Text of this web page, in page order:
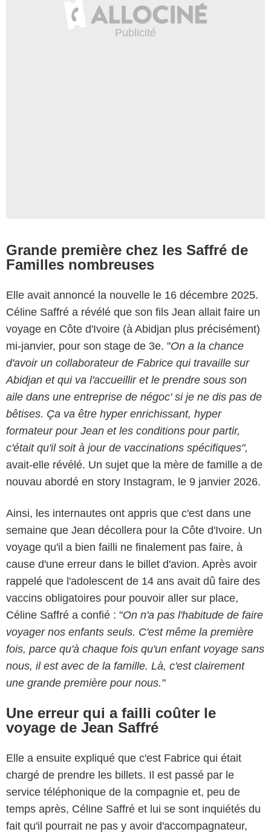
Grande première chez les Saffré de
Familles nombreuses
Elle avait annoncé la nouvelle le 16 décembre 2025.
Céline Saffré a révélé que son fils Jean allait faire un
voyage en Côte d'Ivoire (à Abidjan plus précisément)
mi-janvier, pour son stage de 3e. "On a la chance
d'avoir un collaborateur de Fabrice qui travaille sur
Abidjan et qui va l'accueillir et le prendre sous son
aile dans une entreprise de négoc'si je ne dis pas de
bêtises. Ça va être hyper enrichissant, hyper
formateur pour Jean et les conditions pour partir,
c'était qu'il soit à jour de vaccinations spécifiques",
avait-elle révélé. Un sujet que la mère de famille a de
nouvau abordé en story Instagram, le 9 janvier 2026.
Ainsi, les internautes ont appris que c'est dans une
semaine que Jean décollera pour la Côte d'Ivoire. Un
voyage qu'il a bien failli ne finalement pas faire, à
cause d'une erreur dans le billet d'avion. Après avoir
rappelé que l'adolescent de 14 ans avait dû faire des
vaccins obligatoires pour pouvoir aller sur place,
Céline Saffré a confié : "On n'a pas l'habitude de faire
voyager nos enfants seuls. C'est même la première
fois, parce qu'à chaque fois qu'un enfant voyage sans
nous, il est avec de la famille. Là, c'est clairement
une grande première pour nous."
Une erreur qui a failli coûter le
voyage de Jean Saffré
Elle a ensuite expliqué que c'est Fabrice qui était
chargé de prendre les billets. Il est passé par le
service téléphonique de la compagnie et, peu de
temps après, Céline Saffré et lui se sont inquiétés du
fait qu'il pourrait ne pas y avoir d'accompagnateur,